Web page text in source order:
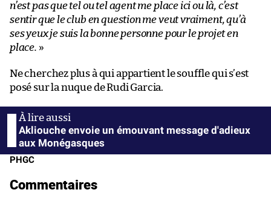
n’est pas que tel ou tel agent me place ici ou là, c’est
sentir que le club en question me veut vraiment, qu’à
ses yeux je suis la bonne personne pour le projet en
place. »
Ne cherchez plus à qui appartient le souffle qui s’est
posé sur la nuque de Rudi Garcia.
Akliouche envoie un émouvant message d'adieux
aux Monégasques
PHGC
Commentaires